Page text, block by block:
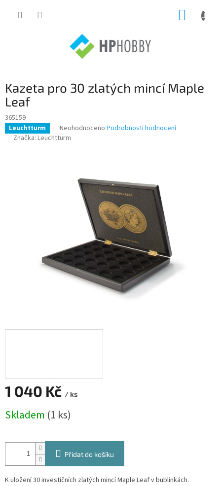
Kazeta pro 30 zlatých mincí Maple
Leaf
365159
Leuchtturm
Průměrné
hodnocení
hvězdiček.
Neohodnoceno Podrobnosti hodnocení
Značka: Leuchtturm
1 040 Kč / ks
cena:
Skladem (1 ks)
Přidat do košíku
K uložení 30 investičních zlatých mincí Maple Leaf v bublinkách.